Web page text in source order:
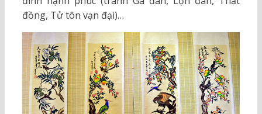
đồng, Tử tôn vạn đại)…